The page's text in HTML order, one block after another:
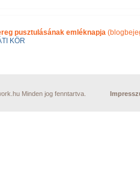
pusztulásának emléknapja
KÖR
Minden jog fenntartva.